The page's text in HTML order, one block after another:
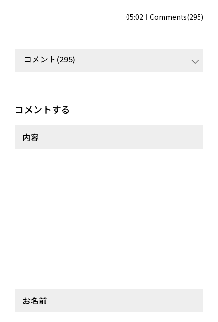
VIDEO
STAFF DIARY
05:02 Comments(295)
コメント(295)
コメントする
内容
お名前